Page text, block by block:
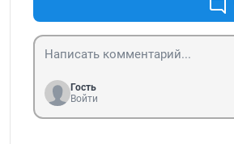
Гость
Войти